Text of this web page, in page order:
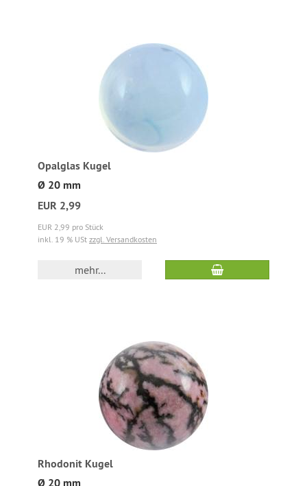
Opalglas Kugel
Ø 20 mm
EUR 2,99
EUR 2,99 pro Stück
inkl. 19 % USt zzgl. Versandkosten
mehr...
Rhodonit Kugel
Ø 20 mm